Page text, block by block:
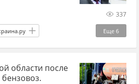
337
Еще 6
Фейгин
Россия Новости
области после
бензовоз.